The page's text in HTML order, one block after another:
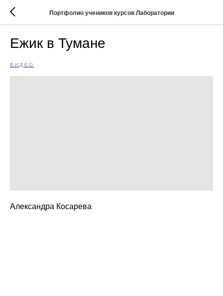
Портфолио учеников курсов Лаборатории
Ежик в Тумане
ВИДЕО
Александра Косарева